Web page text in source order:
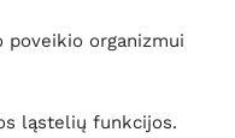
organizmui
ląstelių funkcijos.